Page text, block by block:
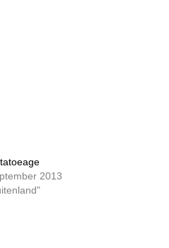
2013